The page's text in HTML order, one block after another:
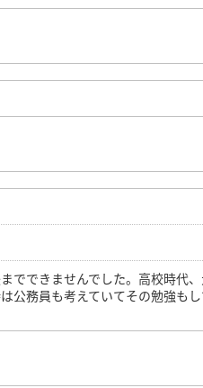
でできませんでした。高校時代
公務員も考えていてその勉強も